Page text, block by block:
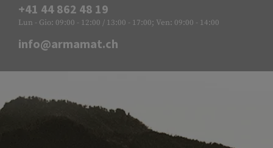
+41 44 862 48 19
Lun - Gio: 09:00 - 12:00 / 13:00 - 17:00; Ven: 09:00 - 14:00
info@armamat.ch